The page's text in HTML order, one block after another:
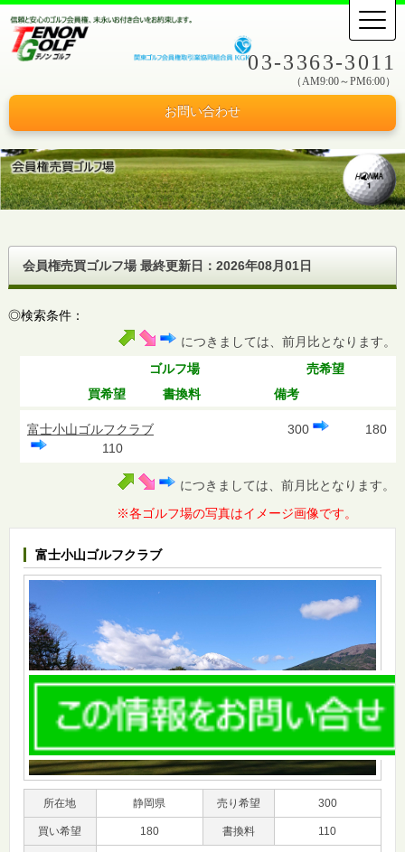
03-3363-3011
（AM9:00～PM6:00）
お問い合わせ
会員権売買ゴルフ場 最終更新日： 2026年08月01日
◎検索条件：
につきましては、前月比となります。
ゴルフ場
売希望
買希望
書換料 備考
富士小山ゴルフクラブ 300
180
110
につきましては、前月比となります。
※各ゴルフ場の写真はイメージ画像です。
富士小山ゴルフクラブ
所在地 静岡県 売り希望 300
買い希望 180 書換料 110